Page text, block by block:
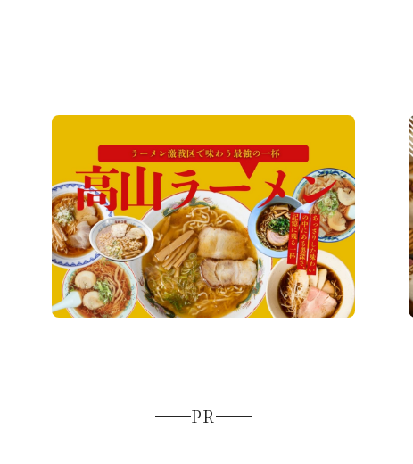
ラーメン激戦区・高山で出会う、忘れられない
一杯「高山ラーメン」
PR